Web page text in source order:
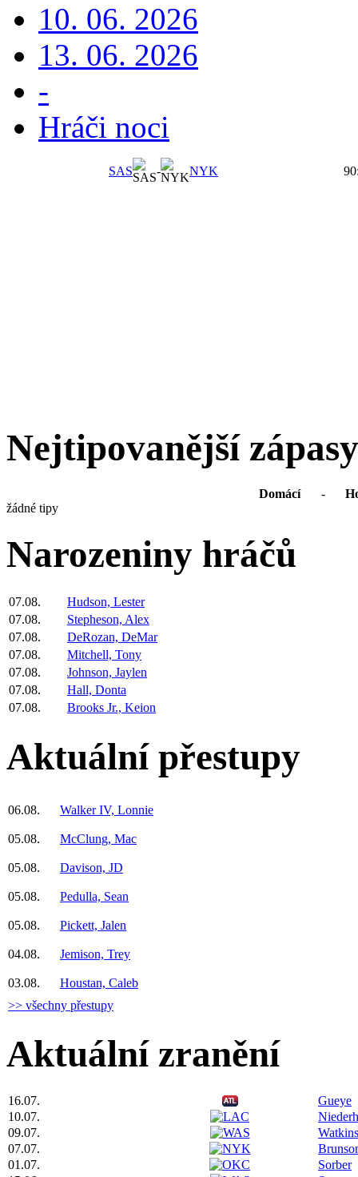
10. 06. 2026
13. 06. 2026
-
Hráči noci
SAS - NYK 90
Nejtipovanější zápasy
Domácí -
žádné tipy
Narozeniny hráčů
07.08.
Hudson, Lester
07.08.
Stepheson, Alex
07.08.
DeRozan, DeMar
07.08.
Mitchell, Tony
07.08.
Johnson, Jaylen
07.08.
Hall, Donta
07.08.
Brooks Jr., Keion
Aktuální přestupy
06.08. Walker IV, Lonnie
05.08. McClung, Mac
05.08. Davison, JD
05.08. Pedulla, Sean
05.08. Pickett, Jalen
04.08. Jemison, Trey
03.08.
Houstan, Caleb
>> všechny přestupy
Aktuální zranění
16.07.
Gueye
10.07.
09.07.
Watkins
07.07.
01.07.
Sorber